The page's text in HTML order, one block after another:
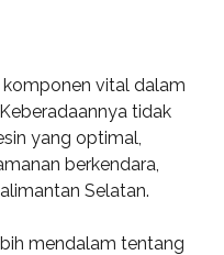
vital dalam
tidak
yang optimal,
berkendara,
Selatan.
mendalam tentang